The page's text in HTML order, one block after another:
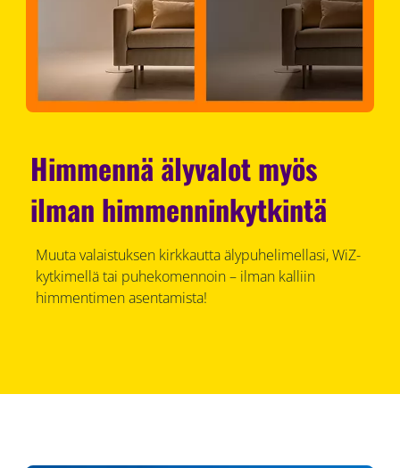
Himmennä älyvalot myös
ilman himmenninkytkintä
Muuta valaistuksen kirkkautta älypuhelimellasi, WiZ-
kytkimellä tai puhekomennoin – ilman kalliin
himmentimen asentamista!